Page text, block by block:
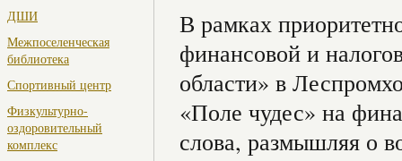
ДШИ
Межпоселенческая
библиотека
Спортивный центр
Физкультурно-
оздоровительный
комплекс
В рамках
финансовой и
области» в
«Поле чудес» на
слова, размышляя о